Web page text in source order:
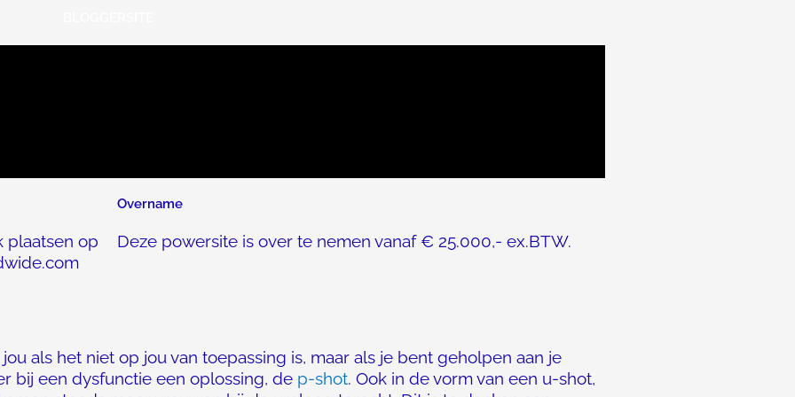
plaatsen op
Overname
Deze powersite is over te nemen vanaf € 25.000,- ex.BTW.
als het niet op jou van toepassing is, maar als je bent geholpen aan je
bij een dysfunctie een oplossing, de p-shot. Ook in de vorm van een u-shot,